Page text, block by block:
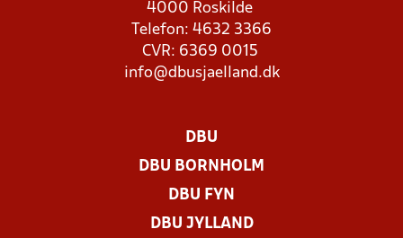
4000 Roskilde
Telefon: 4632 3366
CVR: 6369 0015
info@dbusjaelland.dk
DBU
DBU BORNHOLM
DBU FYN
DBU JYLLAND